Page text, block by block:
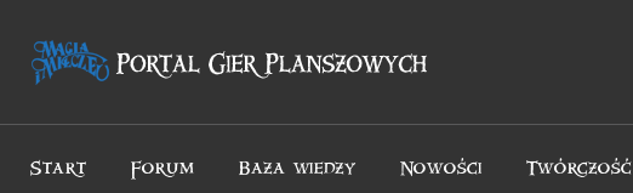
Start Forum Baza wiedzy Nowości Twórczość